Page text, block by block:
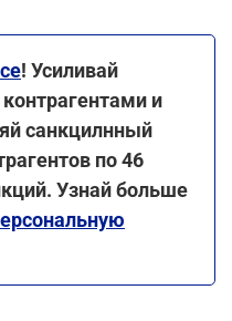
! Усиливай
и
санкцилнный
по 46
Узнай больше